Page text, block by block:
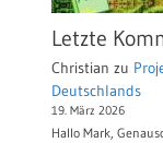
Letzte
Christian zu
Deutschlands
19. März 2026
Hallo Mark,